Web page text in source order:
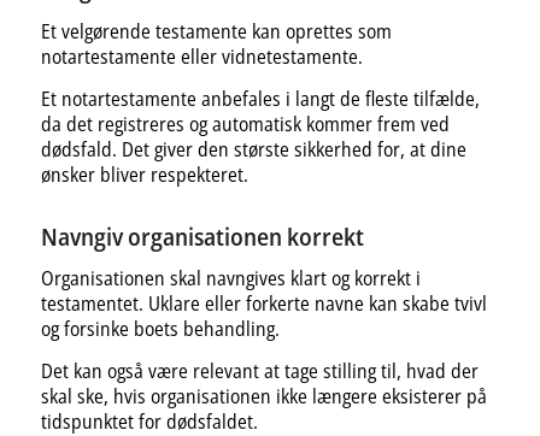
Et velgørende testamente kan oprettes som
notartestamente eller vidnetestamente.
Et notartestamente anbefales i langt de fleste tilfælde,
da det registreres og automatisk kommer frem ved
dødsfald. Det giver den største sikkerhed for, at dine
ønsker bliver respekteret.
Navngiv organisationen korrekt
Organisationen skal navngives klart og korrekt i
testamentet. Uklare eller forkerte navne kan skabe tvivl
og forsinke boets behandling.
Det kan også være relevant at tage stilling til, hvad der
skal ske, hvis organisationen ikke længere eksisterer på
tidspunktet for dødsfaldet.